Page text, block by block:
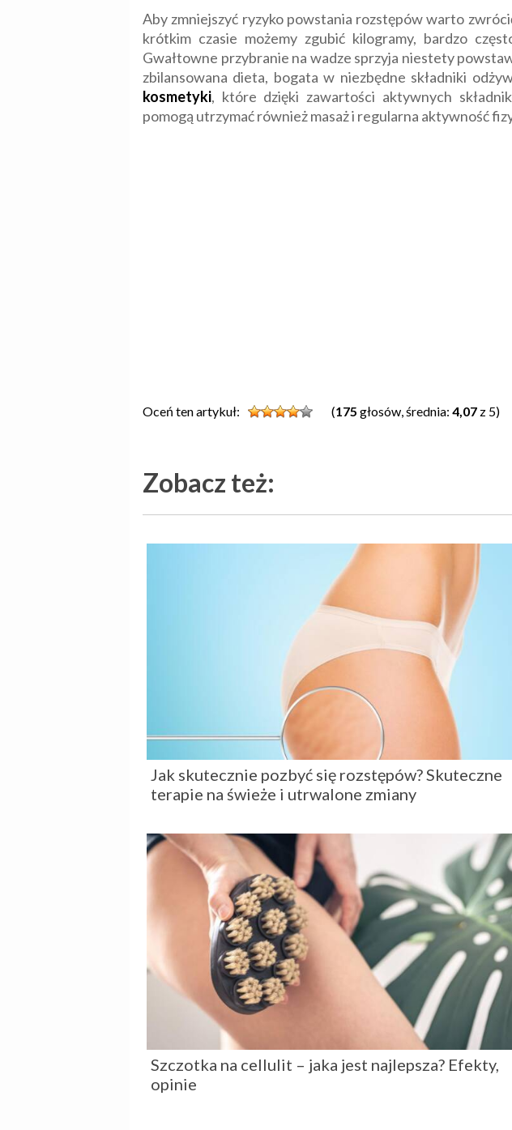
Aby zmniejszyć ryzyko powstania rozstępów warto
krótkim czasie możemy zgubić kilogramy, bardzo
Gwałtowne przybranie na wadze sprzyja niestety
zbilansowana dieta, bogata w niezbędne składniki
kosmetyki, które dzięki zawartości aktywnych
pomogą utrzymać również masaż i regularna aktywność
Oceń ten artykuł: (175 głosów, średnia: 4,07 z 5)
Zobacz też:
Jak skutecznie pozbyć się rozstępów? Skuteczne
terapie na świeże i utrwalone zmiany
Szczotka na cellulit – jaka jest najlepsza? Efekty,
opinie